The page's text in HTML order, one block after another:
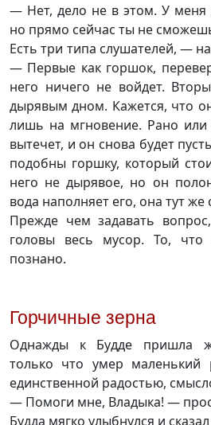
— Нет, дело не в этом. У меня
но прямо сейчас ты не
Есть три типа слушателей, —
— Первые как горшок,
него ничего не войдет.
дырявым дном. Кажется, что
лишь на мгновение. Рано или
вытечет, и он снова будет
подобны горшку, который
него не дырявое, но он
вода наполняет его, она тут же
Прежде чем задавать
головы весь мусор. То,
познано.
Горчичные зерна
Однажды к Будде пришла
только что умер
единственной радостью,
— Помоги мне, Владыка! —
Будда мягко улыбнулся и